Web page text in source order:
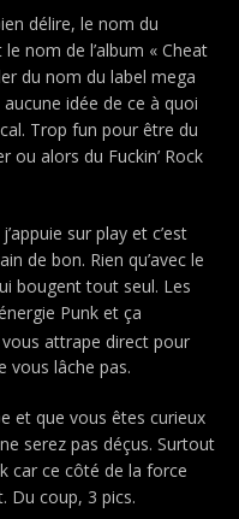
délire, le nom du
nom de l’album « Cheat
du nom du label mega
idée de ce à quoi
Trop fun pour être du
alors du Fuckin’ Rock
sur play et c’est
de bon. Rien qu’avec le
bougent tout seul. Les
Punk et ça
attrape direct pour
vous lâche pas.
et que vous êtes curieux
serez pas déçus. Surtout
car ce côté de la force
Du coup, 3 pics.